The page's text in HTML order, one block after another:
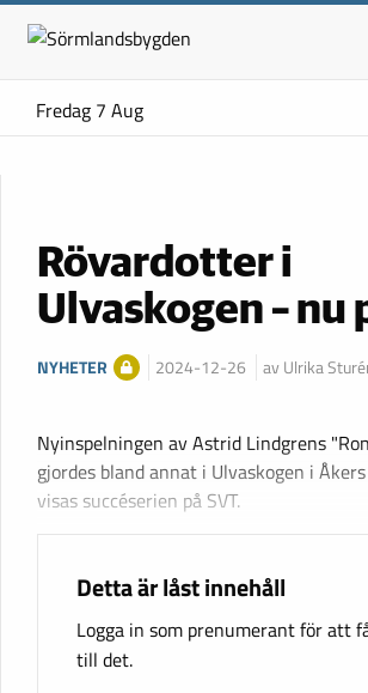
Fredag 7 Aug
Rövardotter i
Ulvaskogen – nu
NYHETER 2024-12-26 av Ulrika
Nyinspelningen av Astrid Lindgrens
gjordes bland annat i Ulvaskogen i
visas succéserien på SVT.
Detta är låst innehåll
Logga in som prenumerant för att
till det.